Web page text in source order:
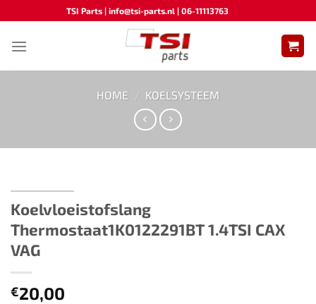
naar
inhoud
TSI Parts | info@tsi-parts.nl | 06-11113763
HOME / KOELSYSTEEM
Koelvloeistofslang
Thermostaat1K0122291BT 1.4TSI CAX
VAG
€20,00